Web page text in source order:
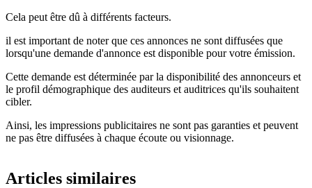
Cela peut être dû à différents facteurs.
il est important de noter que ces annonces ne sont diffusées que
lorsqu'une demande d'annonce est disponible pour votre émission.
Cette demande est déterminée par la disponibilité des annonceurs et
le profil démographique des auditeurs et auditrices qu'ils souhaitent
cibler.
Ainsi, les impressions publicitaires ne sont pas garanties et peuvent
ne pas être diffusées à chaque écoute ou visionnage.
Articles similaires